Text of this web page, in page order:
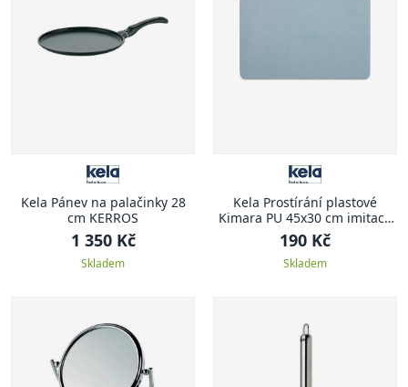
Kela Pánev na palačinky 28
cm KERROS
1 350 Kč
Skladem
Kela Prostírání plastové
Kimara PU 45x30 cm imitace
kůže světle modrá
190 Kč
Skladem